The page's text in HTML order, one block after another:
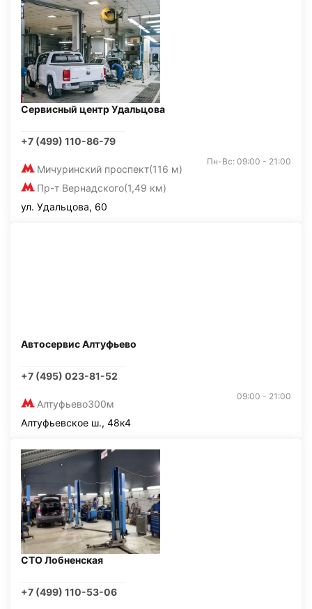
Сервисный центр Удальцова
+7 (499) 110-86-79
Мичуринский проспект(116 м)
Пр-т Вернадского(1,49 км)
Пн-Вс: 09:00 - 21:00
ул. Удальцова, 60
Автосервис Алтуфьево
+7 (495) 023-81-52
Алтуфьево300м
09:00 - 21:00
Алтуфьевское ш., 48к4
СТО Лобненская
+7 (499) 110-53-06